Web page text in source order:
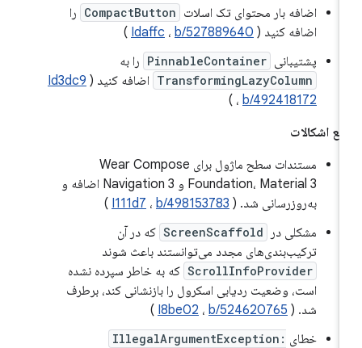
اضافه بار محتوای تک اسلات CompactButton را
اضافه کنید (
Idaffc،b/527889640
)
پشتیبانی PinnableContainer را به
TransformingLazyColumn اضافه کنید (Id3dc9
،b/492418172
)
اشکالات
مستندات سطح ماژول برای Wear Compose
Foundation، Material 3 و Navigation 3 اضافه و
به‌روزرسانی شد. (
I111d7،b/498153783
)
مشکلی در ScreenScaffold که در آن
ترکیب‌بندی‌های مجدد می‌توانستند باعث شوند
ScrollInfoProvider که به خاطر سپرده نشده
است، وضعیت ردیابی اسکرول را بازنشانی کند، برطرف
شد. (
I8be02،b/524620765
)
خطایIllegalArgumentException: